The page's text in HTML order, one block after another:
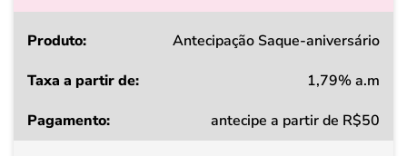
Produto
a
Antecipação Saque-aniversário
1,79% a.m
antecipe a partir de R$50